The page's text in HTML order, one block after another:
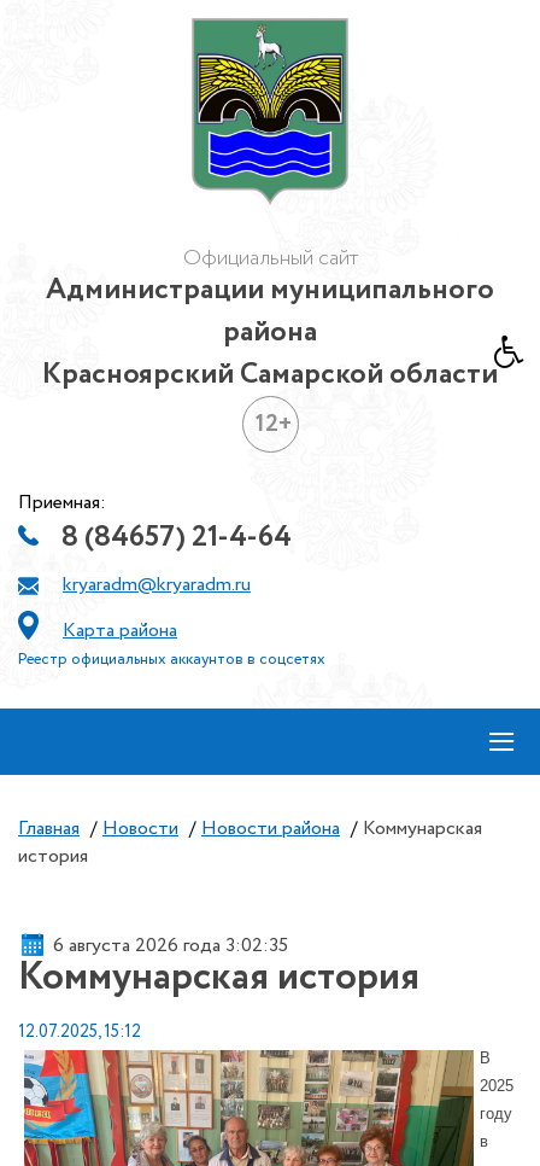
Официальный сайт
Администрации муниципального
района
Красноярский Самарской области
12+
Приемная:
8 (84657) 21-4-64
kryaradm@kryaradm.ru
Карта района
Реестр официальных аккаунтов в соцсетях
≡
Главная / Новости / Новости района / Коммунарская
история
6 августа 2026 года 3:02:35
Коммунарская история
12.07.2025, 15:12
В
2025
году
в